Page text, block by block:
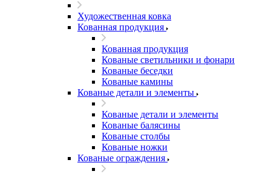
Художественная ковка
Кованная продукция
Кованная продукция
Кованые светильники и фонари
Кованые беседки
Кованые камины
Кованые детали и элементы
Кованые детали и элементы
Кованые балясины
Кованые столбы
Кованые ножки
Кованые ограждения